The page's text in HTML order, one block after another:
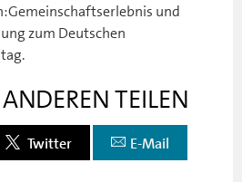
und
zum Deutschen
TEILEN
Twitter E-Mail